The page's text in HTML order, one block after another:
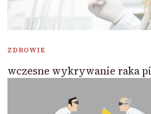
ZDROWIE
wczesne wykrywanie raka